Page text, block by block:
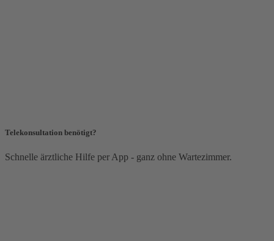
Telekonsultation benötigt?
Schnelle ärztliche Hilfe per App - ganz ohne Wartezimmer.